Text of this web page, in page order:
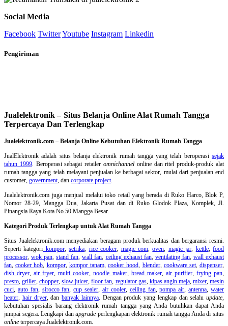
Social Media
Facebook TwitterYoutube Instagram Linkedin
Pengiriman
Jualelektronik – Situs Belanja Online Alat Rumah Tangga
Terpercaya Dan Terlengkap
Jualelektronik.com – Belanja Online Kebutuhan Elektronik Rumah Tangga
JualElektronik adalah situs belanja elektronik rumah tanggayang telah beroperasisejak
tahun 1999. Beroperasi sebagai retaileromnichannel online dan ritel produk-produk alat
rumah tangga yang telah melayani penjualan ke berbagai sektor, mulai dari penjualan end
customer, government, dan corporate project.
Jualelektronik.com juga menjual melalui toko retail yang berada di Ruko Harco, Blok P,
Nomor 28-29, Mangga Dua, Jakarta Pusat dan di Ruko Glodok Plaza, Komplek, Jl.
Pinangsia Raya Kota No.50 Mangga Besar.
Kategori Produk Terlengkap untuk Alat Rumah Tangga
Situs Jualelektronik.com menyediakan beragam produk berkualitas dan bergaransi resmi.
Seperti kategori kompor,setrika, rice cooker, magic com,oven, magic jar, kettle,food
processor,wok pan,stand fan,wall fan, ceiling exhaust fan, ventilating fan, wall exhaust
fan,cooker hob, kompor, kompor tanam,cooker hood, blender, cookware set,dispenser,
dish dryer,air fryer,multi cooker,noodle maker, bread maker, air purifier, frying pan,
presto,griller,chopper,slow juicer,floor fan, regulator gas, kipas angin meja, mixer,mesin
cuci, auto fan, sirocco fan,cup sealer,air cooler, ceiling fan,pompa air,antenna,water
heater, hair dryer, dan banyak lainnya. Dengan produk yang lengkap dan selalu update,
kebutuhan spesialis barang elektronik rumah tangga yang Anda butuhkan dapat Anda
jumpai segera. Lengkapi danupgrade perlengkapan elektronik rumah tangga Anda di situs
online terpercaya Jualelektronik.com.